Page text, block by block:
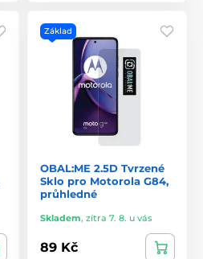
Základ
OBAL:ME 2.5D Tvrzené
Sklo pro Motorola G84,
průhledné
Skladem, zítra 7. 8. u vás
89 Kč